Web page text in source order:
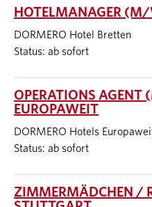
HOTELMANAGER
DORMERO Hotel Bretten
Status: ab sofort
OPERATIONS AGENT
EUROPAWEIT
DORMERO Hotels
Status: ab sofort
ZIMMERMÄDCHEN /